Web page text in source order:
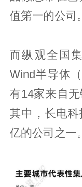
值第一的公司。
而纵观全国
Wind半导体
有14家来自无
其中，长电
亿的公司之一。